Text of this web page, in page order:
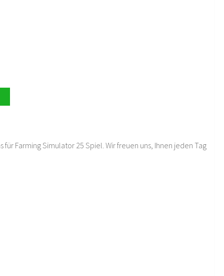
Farming Simulator 25 Spiel. Wir freuen uns, Ihnen jeden Tag